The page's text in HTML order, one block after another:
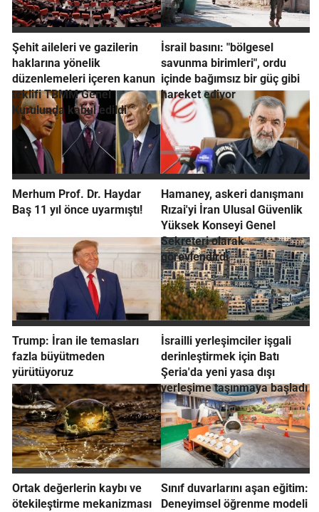
Şehit aileleri ve gazilerin
haklarına yönelik
düzenlemeleri içeren kanun
teklifi TBMM Genel
Kurulunda kabul edildi
İsrail basını: "bölgesel
savunma birimleri", ordu
içinde bağımsız bir güç gibi
hareket ediyor
Merhum Prof. Dr. Haydar
Baş 11 yıl önce uyarmıştı!
Hamaney, askeri danışmanı
Rızai'yi İran Ulusal Güvenlik
Yüksek Konseyi Genel
Sekreteri olarak
görevlendirdi
Trump: İran ile temasları
fazla büyütmeden
yürütüyoruz
İsrailli yerleşimciler işgali
derinleştirmek için Batı
Şeria'da yeni yasa dışı
yerleşime taşınmaya başladı
Ortak değerlerin kaybı ve
ötekileştirme mekanizması
Sınıf duvarlarını aşan eğitim:
Deneyimsel öğrenme modeli